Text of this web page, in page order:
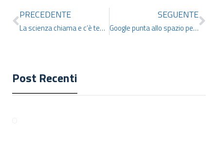
PRECEDENTE
La scienza chiama e c’è tempo fino a gennaio: aperte le candidature per “I Giovani e le Scienze”
SEGUENTE
Google punta allo spazio per risolvere l’equazione energetica dell’intelligenza artificiale
Post Recenti